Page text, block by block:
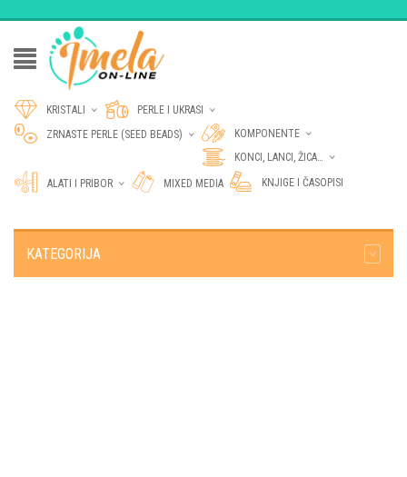
KRISTALI
PERLE I UKRASI
ZRNASTE PERLE (SEED BEADS)
KOMPONENTE
KONCI, LANCI, ŽICA…
ALATI I PRIBOR MIXED MEDIA KNJIGE I ČASOPISI
KATEGORIJA